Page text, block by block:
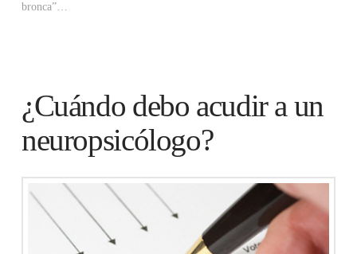
bronca”…
¿Cuándo debo acudir a un
neuropsicólogo?